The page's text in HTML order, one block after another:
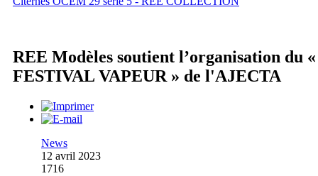
REE Modèles soutient l’organisation du «
FESTIVAL VAPEUR » de l'AJECTA
News
12 avril 2023
1716